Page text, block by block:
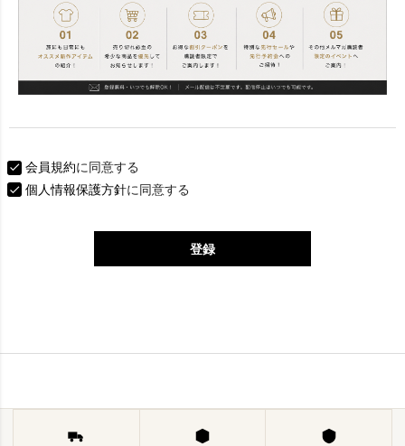
会員規約に同意する
個人情報保護方針に同意する
登録